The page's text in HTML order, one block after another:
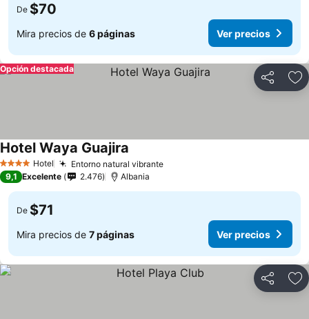
De $70
Mira precios de 6 páginas Ver precios
Compartir
Opción destacada
4 EstrellasHotel Entorno natural vibrante
Hotel Waya Guajira
9,1 Excelente 2.476 Albania
De $71
Mira precios de 7 páginas Ver precios
Compartir